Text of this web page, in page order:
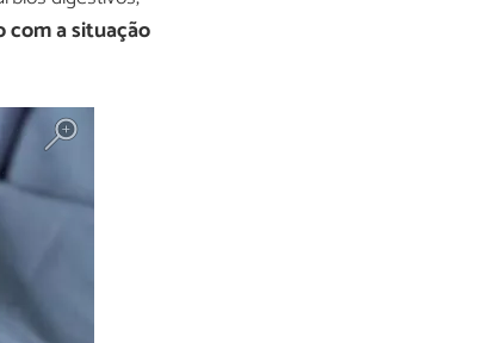
com a situação